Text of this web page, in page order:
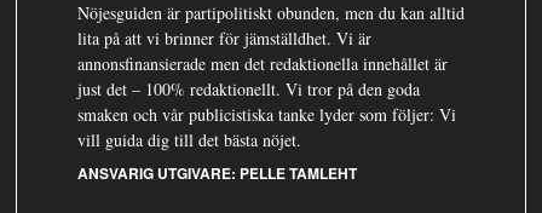
Nöjesguiden är partipolitiskt obunden, men du kan alltid
lita på att vi brinner för jämställdhet. Vi är
annonsfinansierade men det redaktionella innehållet är
just det – 100% redaktionellt. Vi tror på den goda
smaken och vår publicistiska tanke lyder som följer: Vi
vill guida dig till det bästa nöjet.
ANSVARIG UTGIVARE: PELLE TAMLEHT